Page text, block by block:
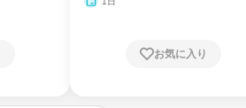
お気に入り